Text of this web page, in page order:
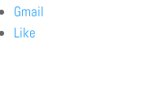
Gmail
Like